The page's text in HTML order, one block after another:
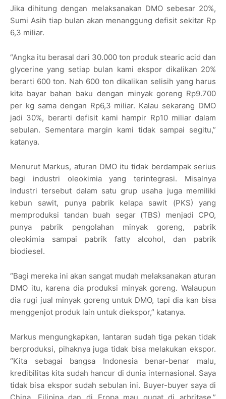
Jika dihitung dengan melaksanakan DMO sebesar 20%,
Sumi Asih tiap bulan akan menanggung defisit sekitar Rp
6,3 miliar.
“Angka itu berasal dari 30.000 ton produk stearic acid dan
glycerine yang setiap bulan kami ekspor dikalikan 20%
berarti 600 ton. Nah 600 ton dikalikan selisih yang harus
kita bayar bahan baku dengan minyak goreng Rp9.700
per kg sama dengan Rp6,3 miliar. Kalau sekarang DMO
jadi 30%, berarti defisit kami hampir Rp10 miliar dalam
sebulan. Sementara margin kami tidak sampai segitu,”
katanya.
Menurut Markus, aturan DMO itu tidak berdampak serius
bagi industri oleokimia yang terintegrasi. Misalnya
industri tersebut dalam satu grup usaha juga memiliki
kebun sawit, punya pabrik kelapa sawit (PKS) yang
memproduksi tandan buah segar (TBS) menjadi CPO,
punya pabrik pengolahan minyak goreng, pabrik
oleokimia sampai pabrik fatty alcohol, dan pabrik
biodiesel.
“Bagi mereka ini akan sangat mudah melaksanakan aturan
DMO itu, karena dia produksi minyak goreng. Walaupun
dia rugi jual minyak goreng untuk DMO, tapi dia kan bisa
menggenjot produk lain untuk diekspor,” katanya.
Markus mengungkapkan, lantaran sudah tiga pekan tidak
berproduksi, pihaknya juga tidak bisa melakukan ekspor.
“Kita sebagai bangsa Indonesia benar-benar malu,
kredibilitas kita sudah hancur di dunia internasional. Saya
tidak bisa ekspor sudah sebulan ini. Buyer-buyer saya di
China, Filipina dan di Eropa mau gugat di arbritase,”